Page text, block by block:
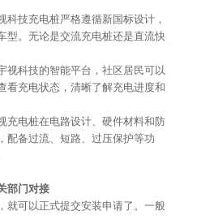
科技充电桩严格遵循新国标设计，
型。无论是交流充电桩还是直流快
视科技的智能平台，社区居民可以
看充电状态，清晰了解充电进度和
充电桩在电路设计、硬件材料和防
配备过流、短路、过压保护等功
部门对接
就可以正式提交安装申请了。一般